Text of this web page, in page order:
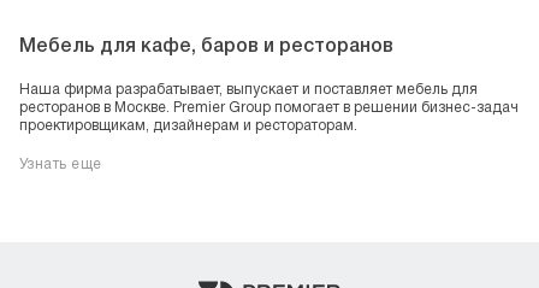
Мебель для кафе, баров и ресторанов
Наша фирма разрабатывает, выпускает и поставляет мебель для
ресторанов в Москве. Premier Group помогает в решении бизнес-задач
проектировщикам, дизайнерам и рестораторам.
Узнать еще